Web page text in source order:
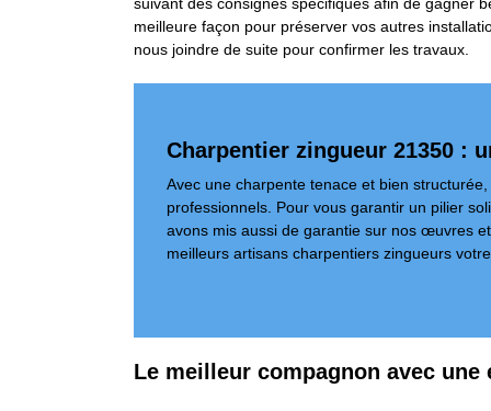
meilleure façon pour préserver vos autres
nous joindre de suite pour confirmer les travaux.
Charpentier zingueur 21350 :
Avec une charpente tenace et bien
professionnels. Pour vous garantir un pilier
avons mis aussi de garantie sur nos œuvres
meilleurs artisans charpentiers zingueurs
Le meilleur compagnon avec